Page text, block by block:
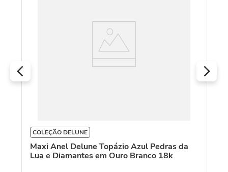
COLEÇÃO DELUNE
Maxi Anel Delune Topázio Azul Pedras da
Lua e Diamantes em Ouro Branco 18k